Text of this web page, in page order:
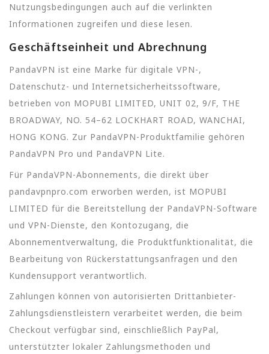
Nutzungsbedingungen auch auf die verlinkten
Informationen zugreifen und diese lesen.
Geschäftseinheit und Abrechnung
PandaVPN ist eine Marke für digitale VPN-,
Datenschutz- und Internetsicherheitssoftware,
betrieben von MOPUBI LIMITED, UNIT 02, 9/F, THE
BROADWAY, NO. 54–62 LOCKHART ROAD, WANCHAI,
HONG KONG. Zur PandaVPN-Produktfamilie gehören
PandaVPN Pro und PandaVPN Lite.
Für PandaVPN-Abonnements, die direkt über
pandavpnpro.com erworben werden, ist MOPUBI
LIMITED für die Bereitstellung der PandaVPN-Software
und VPN-Dienste, den Kontozugang, die
Abonnementverwaltung, die Produktfunktionalität, die
Bearbeitung von Rückerstattungsanfragen und den
Kundensupport verantwortlich.
Zahlungen können von autorisierten Drittanbieter-
Zahlungsdienstleistern verarbeitet werden, die beim
Checkout verfügbar sind, einschließlich PayPal,
unterstützter lokaler Zahlungsmethoden und